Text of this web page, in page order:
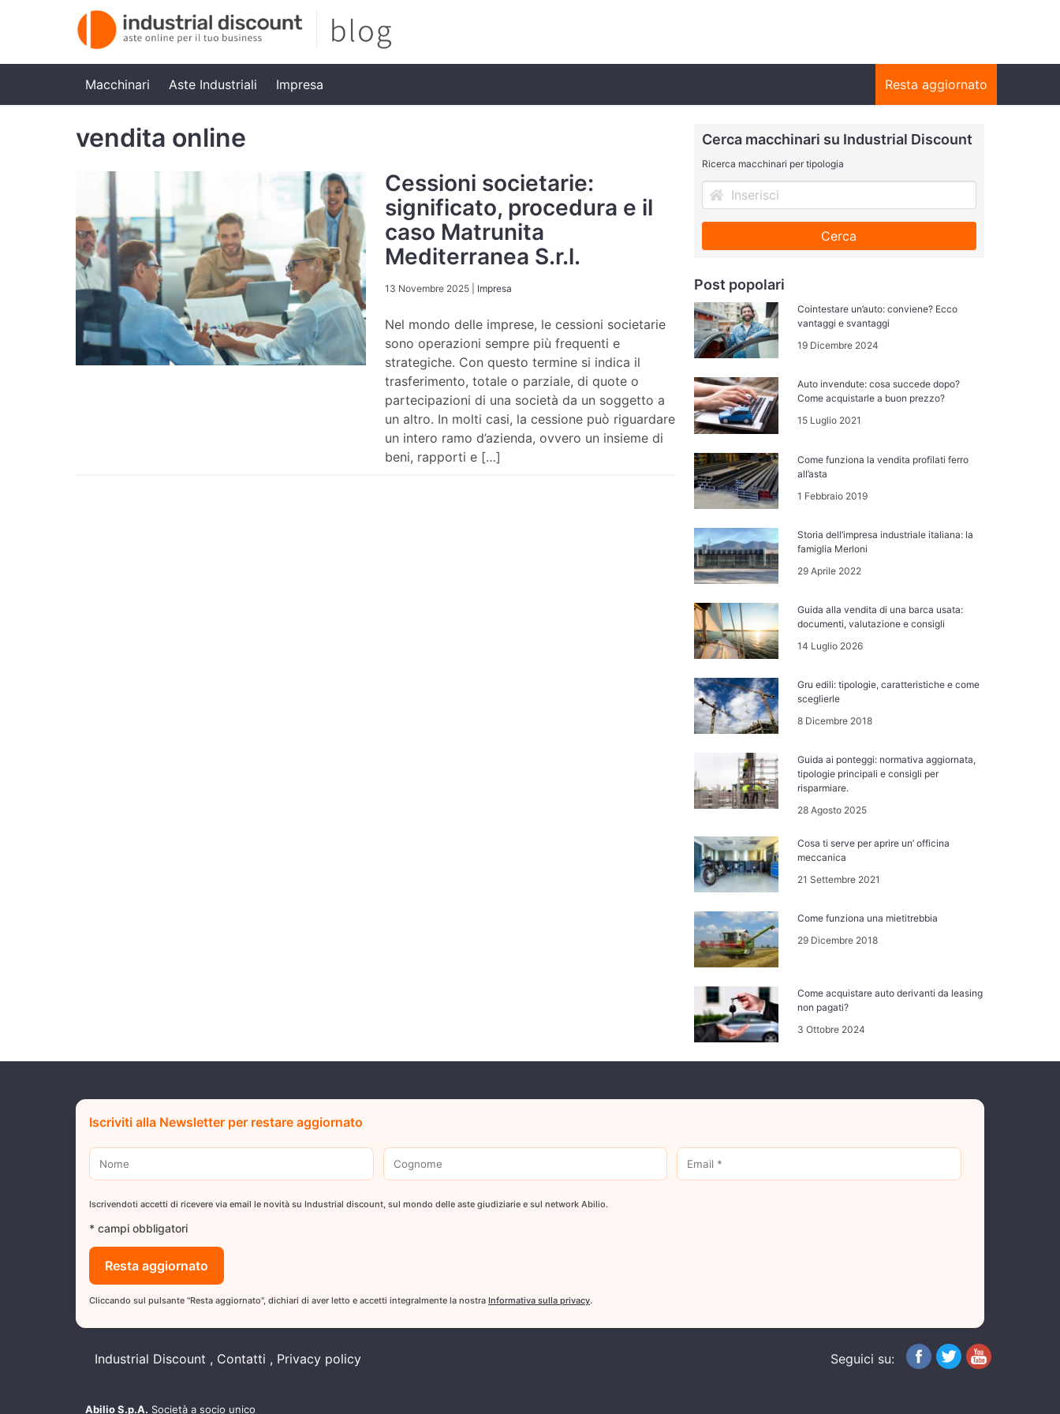
Macchinari Aste Industriali Impresa Resta aggiornato
vendita online
Cessioni societarie:
significato, procedura e il
caso Matrunita
Mediterranea S.r.l.
13 Novembre 2025 Impresa
Nel mondo delle imprese, le cessioni societarie
sono operazioni sempre più frequenti e
strategiche. Con questo termine si indica il
trasferimento, totale o parziale, di quote o
partecipazioni di una società da un soggetto a
un altro. In molti casi, la cessione può riguardare
un intero ramo d’azienda, ovvero un insieme di
beni, rapporti e […]
Cerca macchinari su Industrial Discount
Ricerca macchinari per tipologia
Cerca
Post popolari
Cointestare un’auto: conviene? Ecco
vantaggi e svantaggi
19 Dicembre 2024
Auto invendute: cosa succede dopo?
Come acquistarle a buon prezzo?
15 Luglio 2021
Come funziona la vendita profilati ferro
all’asta
1 Febbraio 2019
Storia dell’impresa industriale italiana: la
famiglia Merloni
29 Aprile 2022
Guida alla vendita di una barca usata:
documenti, valutazione e consigli
14 Luglio 2026
Gru edili: tipologie, caratteristiche e come
sceglierle
8 Dicembre 2018
Guida ai ponteggi: normativa aggiornata,
tipologie principali e consigli per
risparmiare.
28 Agosto 2025
Cosa ti serve per aprire un’ officina
meccanica
21 Settembre 2021
Come funziona una mietitrebbia
29 Dicembre 2018
Come acquistare auto derivanti da leasing
non pagati?
3 Ottobre 2024
Iscriviti alla Newsletter per restare aggiornato
Iscrivendoti accetti di ricevere via email le novità su Industrial discount, sul mondo delle aste giudiziarie e sul network Abilio.
* campi obbligatori
Cliccando sul pulsante "Resta aggiornato", dichiari di aver letto e accetti integralmente la nostra Informativa sulla privacy.
Industrial Discount Contatti Privacy policy Seguici su:
Abilio S.p.A. Società a socio unico